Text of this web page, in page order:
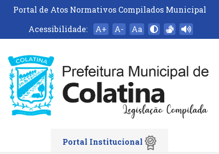
Portal de Atos Normativos Compilados Municipal
Acessibilidade:
A+ A- Aa
Portal Institucional